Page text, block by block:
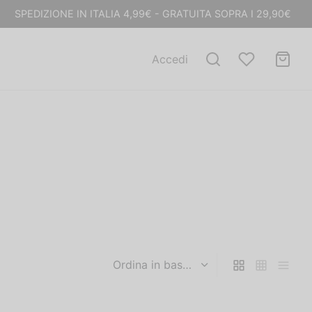
SPEDIZIONE IN ITALIA 4,99€ - GRATUITA SOPRA I 29,90€
Accedi